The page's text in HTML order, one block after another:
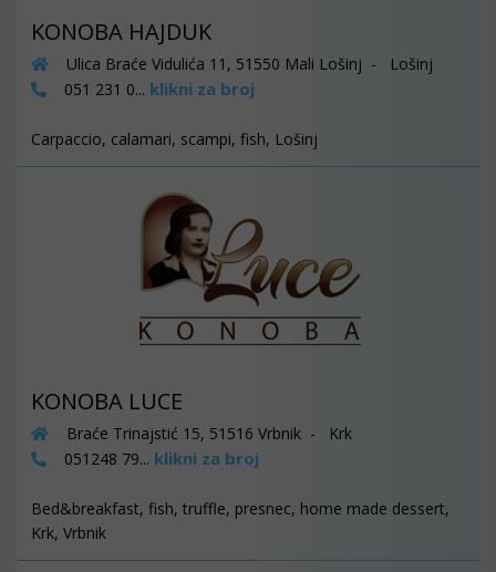
KONOBA HAJDUK
Ulica Braće Vidulića 11, 51550 Mali Lošinj - Lošinj
051 231 0... klikni za broj
Carpaccio, calamari, scampi, fish, Lošinj
KONOBA LUCE
Braće Trinajstić 15, 51516 Vrbnik - Krk
051248 79... klikni za broj
Bed&breakfast, fish, truffle, presnec, home made dessert,
Krk, Vrbnik